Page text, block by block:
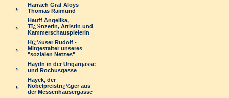
Harrach Graf Aloys
Thomas Raimund
Hauff Angelika,
Tï¿½nzerin, Artistin und
Kammerschauspielerin
Hï¿½user Rudolf -
Mitgestalter unseres
"sozialen Netzes"
Haydn in der Ungargasse
und Rochusgasse
Hayek, der
Nobelpreistrï¿½ger aus
der Messenhausergasse